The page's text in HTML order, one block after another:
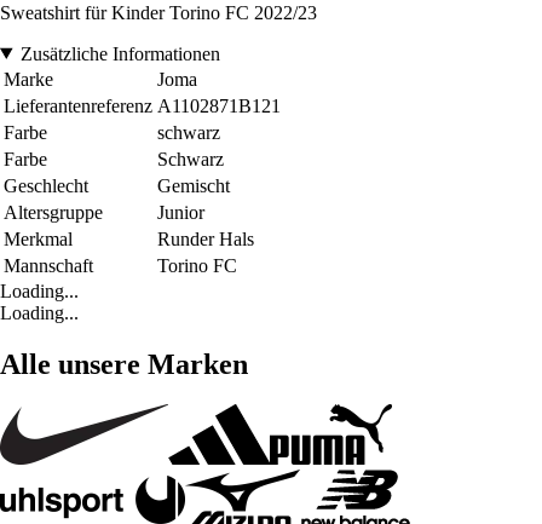
Sweatshirt für Kinder Torino FC 2022/23
Zusätzliche Informationen
Marke
Joma
Lieferantenreferenz A1102871B121
Farbe
schwarz
Farbe
Schwarz
Geschlecht
Gemischt
Altersgruppe
Junior
Merkmal
Runder Hals
Mannschaft
Torino FC
Loading...
Loading...
Alle unsere Marken